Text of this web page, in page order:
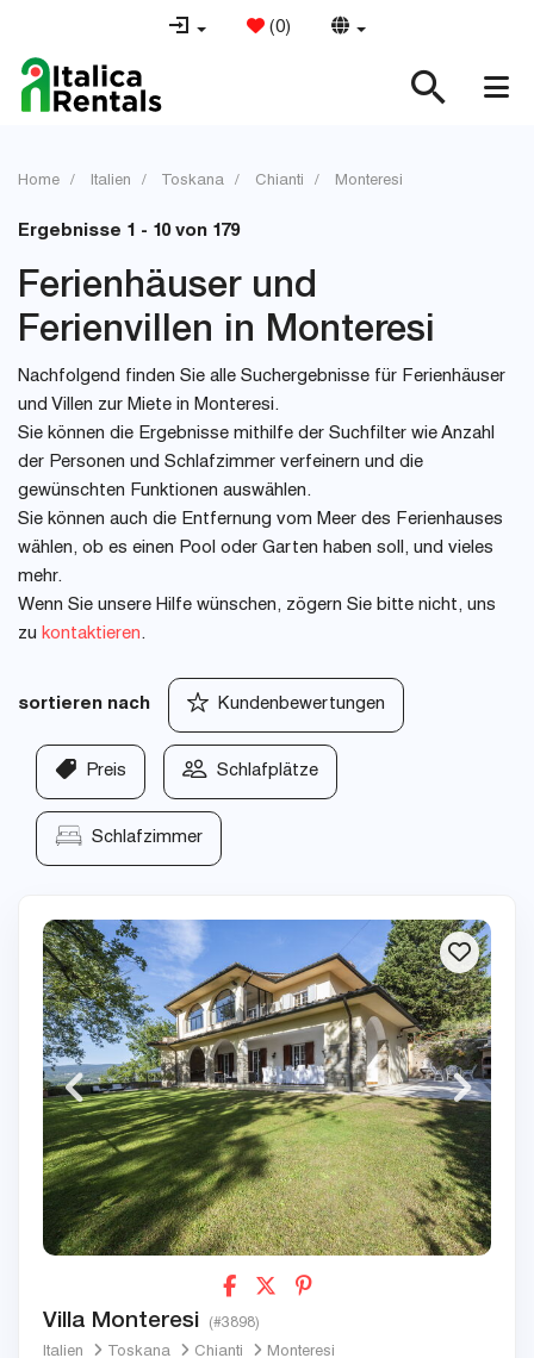
(0)
Home Italien Toskana Chianti Monteresi
Ergebnisse 1 - 10 von 179
Ferienhäuser und
Ferienvillen in Monteresi
Nachfolgend finden Sie alle Suchergebnisse für Ferienhäuser
und Villen zur Miete in Monteresi.
Sie können die Ergebnisse mithilfe der Suchfilter wie Anzahl
der Personen und Schlafzimmer verfeinern und die
gewünschten Funktionen auswählen.
Sie können auch die Entfernung vom Meer des Ferienhauses
wählen, ob es einen Pool oder Garten haben soll, und vieles
mehr.
Wenn Sie unsere Hilfe wünschen, zögern Sie bitte nicht, uns
zu kontaktieren.
sortieren nach Kundenbewertungen
Preis Schlafplätze
Schlafzimmer
Villa Monteresi (#3898)
Italien Toskana Chianti Monteresi